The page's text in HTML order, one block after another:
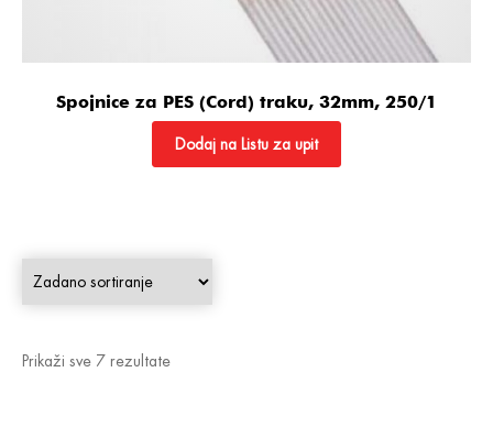
Spojnice za PES (Cord) traku, 32mm, 250/1
Dodaj na Listu za upit
Prikaži sve 7 rezultate